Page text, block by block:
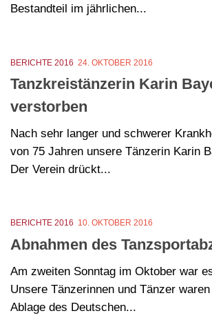
Bestandteil im jährlichen...
BERICHTE 2016 24. OKTOBER 2016
Tanzkreistänzerin Karin
verstorben
Nach sehr langer und schwerer
von 75 Jahren unsere Tänzerin Karin
Der Verein drückt...
BERICHTE 2016 10. OKTOBER 2016
Abnahmen des
Am zweiten Sonntag im Oktober war
Unsere Tänzerinnen und Tänzer
Ablage des Deutschen...